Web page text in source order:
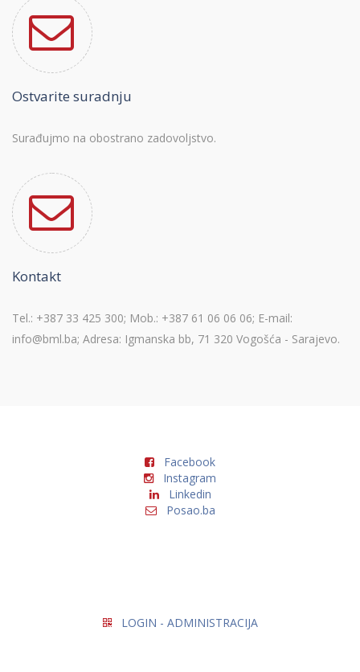
Ostvarite suradnju
Surađujmo na obostrano zadovoljstvo.
Kontakt
Tel.: +387 33 425 300; Mob.: +387 61 06 06 06; E-mail:
info@bml.ba; Adresa: Igmanska bb, 71 320 Vogošća - Sarajevo.
Facebook
Instagram
Linkedin
Posao.ba
LOGIN - ADMINISTRACIJA